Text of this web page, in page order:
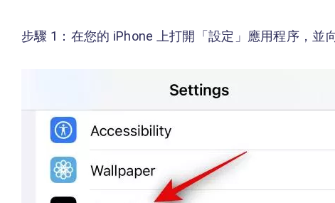
步驟 1：在您的 iPhone 上打開「設定」應用程序，並